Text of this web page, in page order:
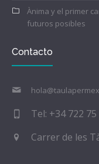
Ànima y el primer
futuros posibles
Contacto
Tel: +34 722 75
Carrer de les